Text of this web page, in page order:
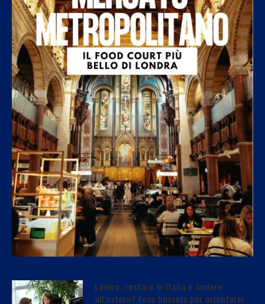
Lavoro, restare in Italia o andare
all’estero? Ecco bussola per orientarsi